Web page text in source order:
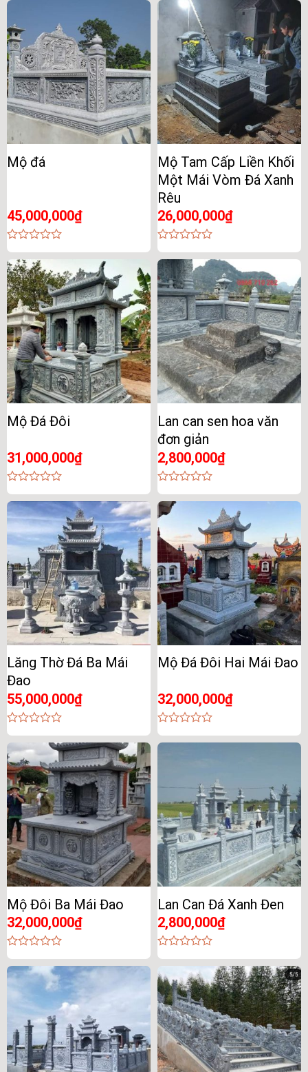
5
Mộ đá
45,000,000₫
0
out
of
5
Mộ Tam Cấp Liền Khối
Một Mái Vòm Đá Xanh
Rêu
26,000,000₫
0
out
of
5
Mộ Đá Đôi
31,000,000₫
0
out
of
5
Lan can sen hoa văn
đơn giản
2,800,000₫
0
out
of
5
Lăng Thờ Đá Ba Mái
Đao
55,000,000₫
0
out
of
5
Mộ Đá Đôi Hai Mái Đao
32,000,000₫
0
out
Mộ Đôi Ba Mái Đao
32,000,000₫
0
out
of
5
Lan Can Đá Xanh Đen
2,800,000₫
0
of
5